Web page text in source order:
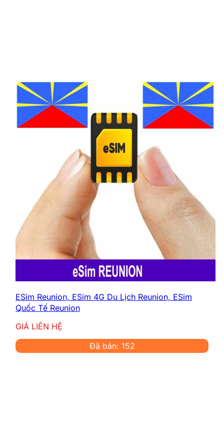
ESim Reunion, ESim 4G Du Lịch Reunion, ESim
Quốc Tế Reunion
GIÁ LIÊN HỆ
Đã bán: 152